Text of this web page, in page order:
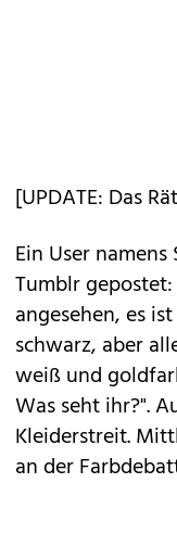
[UPDATE: Das
Ein User
Tumblr
angesehen, es
schwarz, aber
weiß und
Was seht ihr?".
Kleiderstreit.
an der